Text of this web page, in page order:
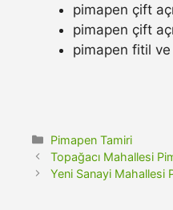
pimapen çift
pimapen çift
pimapen fitil
Kategoriler
Pimapen Tamiri
Topağacı Mahallesi
Yeni Sanayi Mahallesi